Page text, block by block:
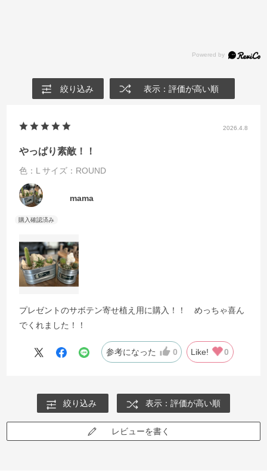
絞り込み 表示：評価が高い順
2026.4.8
っぱり素敵！！
色：L サイズ：ROUND
mama
プレゼントのサボテン寄せ植え用に購入！！ めっちゃ喜ん
でくれました！！
参考になった 0 Like! 0
絞り込み 表示：評価が高い順
レビューを書く